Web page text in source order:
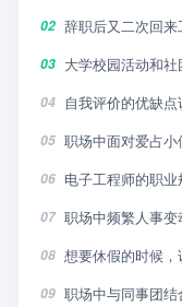
02 辞职后又二次回
03 大学校园活动和社
04 自我评价的优缺点
05 职场中面对爱占
06 电子工程师的职业
07 职场中频繁人事变
08 想要休假的时候，
09 职场中与同事团